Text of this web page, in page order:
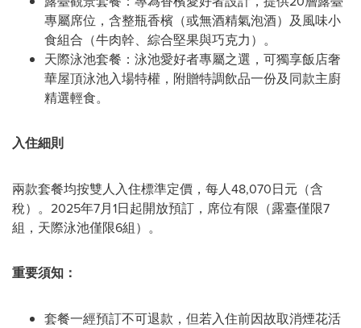
專屬席位，含整瓶香檳（或無酒精氣泡酒）及風味小
食組合（牛肉幹、綜合堅果與巧克力）。
天際泳池套餐：泳池愛好者專屬之選，可獨享飯店奢
華屋頂泳池入場特權，附贈特調飲品一份及同款主廚
精選輕食。
入住細則
兩款套餐均按雙人入住標準定價，每人48,070日元（含
稅）。2025年7月1日起開放預訂，席位有限（露臺僅限7
組，天際泳池僅限6組）。
重要須知：
套餐一經預訂不可退款，但若入住前因故取消煙花活